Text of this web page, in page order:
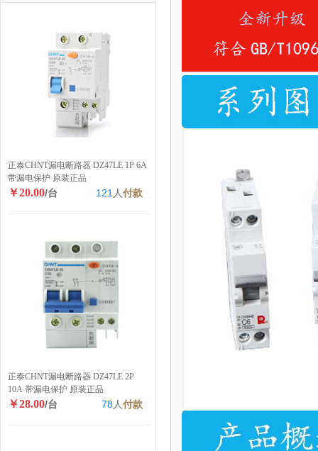
正泰CHNT漏电断路器 DZ47LE 1P 6A
带漏电保护 原装正品
￥20.00/台 121 人付款
正泰CHNT漏电断路器 DZ47LE 2P
10A 带漏电保护 原装正品
￥28.00/台 78 人付款